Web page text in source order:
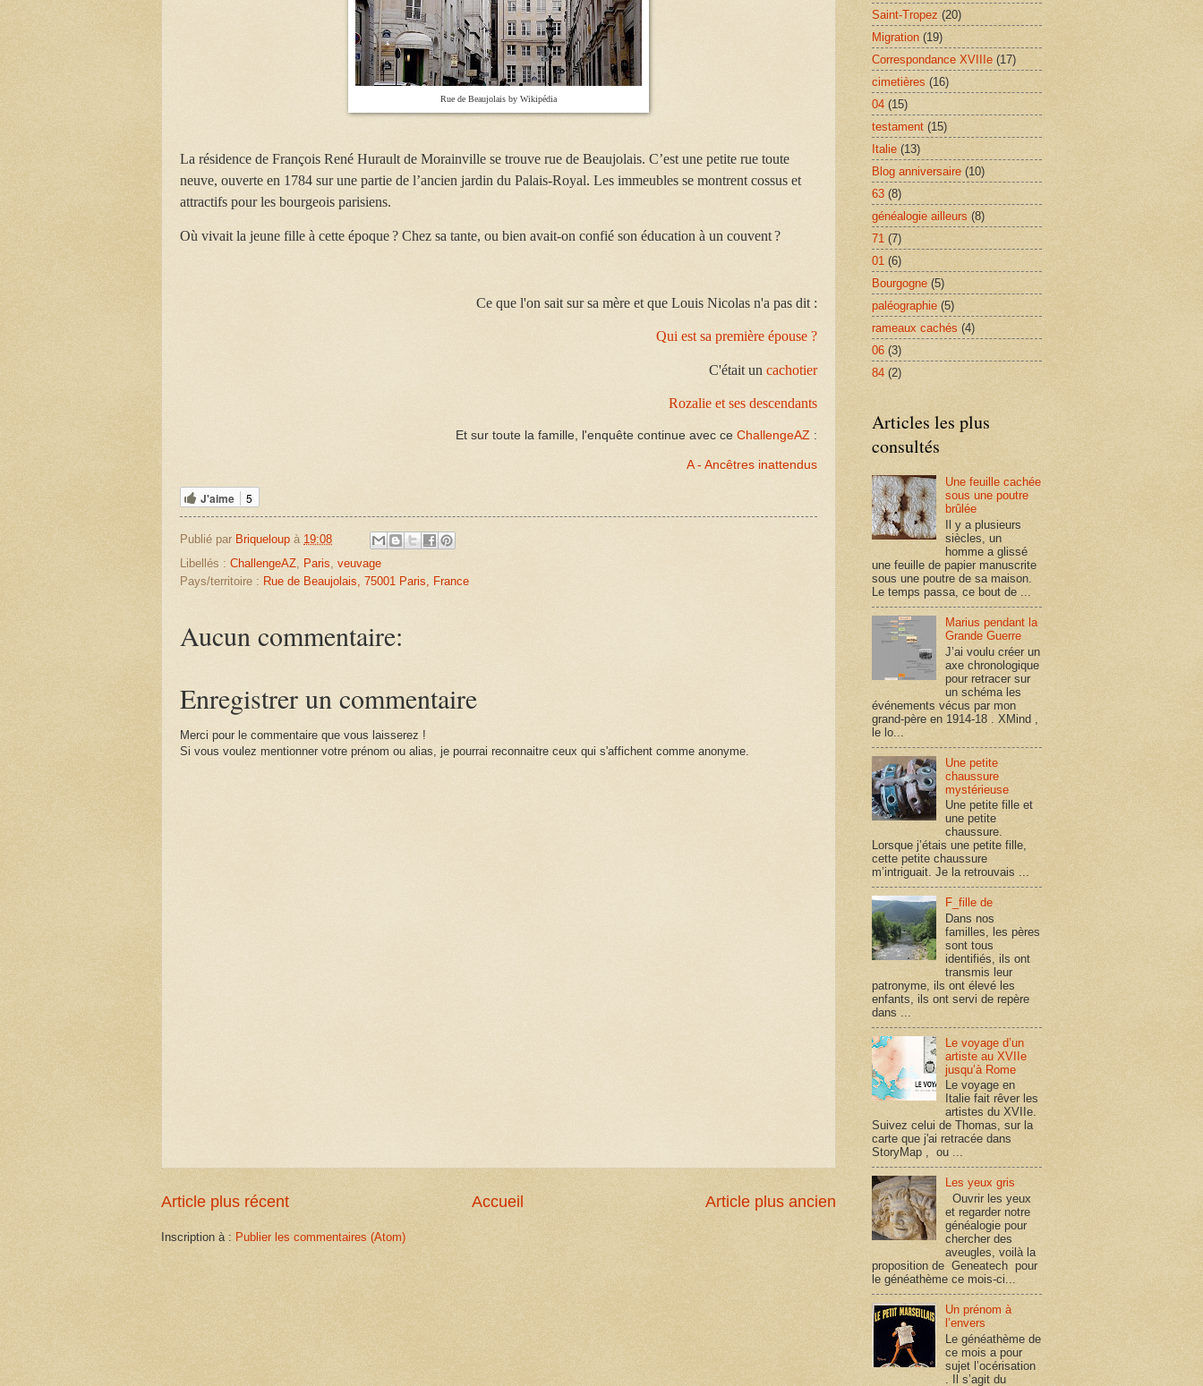
Rue de Beaujolais by Wikipédia
La résidence de François René Hurault de Morainville se trouve rue de Beaujolais. C’est une petite rue toute
neuve, ouverte en 1784 sur une partie de l’ancien jardin du Palais-Royal. Les immeubles se montrent cossus et
attractifs pour les bourgeois parisiens.
Où vivait la jeune fille à cette époque ? Chez sa tante, ou bien avait-on confié son éducation à un couvent ?
Ce que l'on sait sur sa mère et que Louis Nicolas n'a pas dit :
Qui est sa première épouse ?
C'était un cachotier
Rozalie et ses descendants
Et sur toute la famille, l'enquête continue avec ce ChallengeAZ :
A - Ancêtres inattendus
J'aime 5
Publié par Briqueloup à 19:08
Libellés : ChallengeAZ, Paris, veuvage
Pays/territoire : Rue de Beaujolais, 75001 Paris, France
Aucun commentaire:
Enregistrer un commentaire
Merci pour le commentaire que vous laisserez !
Si vous voulez mentionner votre prénom ou alias, je pourrai reconnaitre ceux qui s'affichent comme anonyme.
Article plus récent Article plus ancien
Accueil
Inscription à : Publier les commentaires (Atom)
Saint-Tropez (20)
Migration (19)
Correspondance XVIIIe (17)
cimetières (16)
04 (15)
testament (15)
Italie (13)
Blog anniversaire (10)
63 (8)
généalogie ailleurs (8)
71 (7)
01 (6)
Bourgogne (5)
paléographie (5)
rameaux cachés (4)
06 (3)
84 (2)
Articles les plus
consultés
Une feuille cachée
sous une poutre
brûlée
Il y a plusieurs
siècles, un
homme a glissé
une feuille de papier manuscrite
sous une poutre de sa maison.
Le temps passa, ce bout de ...
Marius pendant la
Grande Guerre
J’ai voulu créer un
axe chronologique
pour retracer sur
un schéma les
événements vécus par mon
grand-père en 1914-18 . XMind ,
le lo...
Une petite
chaussure
mystérieuse
Une petite fille et
une petite
chaussure.
Lorsque j’étais une petite fille,
cette petite chaussure
m’intriguait. Je la retrouvais ...
F_fille de
Dans nos
familles, les pères
sont tous
identifiés, ils ont
transmis leur
patronyme, ils ont élevé les
enfants, ils ont servi de repère
dans ...
Le voyage d’un
artiste au XVIIe
jusqu’à Rome
Le voyage en
Italie fait rêver les
artistes du XVIIe.
Suivez celui de Thomas, sur la
carte que j'ai retracée dans
StoryMap , ou ...
Les yeux gris
Ouvrir les yeux
et regarder notre
généalogie pour
chercher des
aveugles, voilà la
proposition de Geneatech pour
le généathème ce mois-ci...
Un prénom à
l’envers
Le généathème de
ce mois a pour
sujet l’océrisation
. Il s’agit du